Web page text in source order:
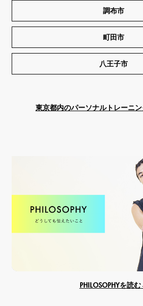
調布市
町田市
八王子市
東京都内のパーソナルトレーニ
PHILOSOPHYを読